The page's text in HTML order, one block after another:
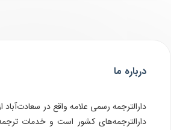
درباره ما
دارالترجمه رسمی علامه واقع در سعادت‌آباد
دارالترجمه‌های کشور است و خدمات